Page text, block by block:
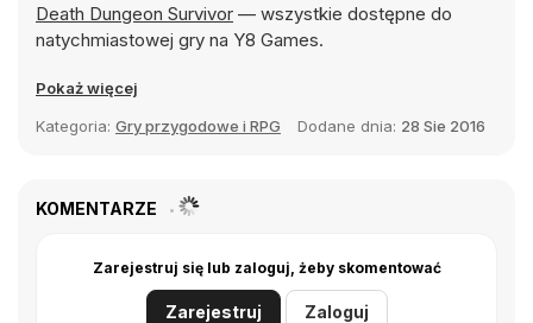
Death Dungeon Survivor — wszystkie dostępne do
natychmiastowej gry na Y8 Games.
Pokaż więcej
Kategoria: Gry przygodowe i RPG Dodane dnia: 28 Sie 2016
KOMENTARZE
Zarejestruj się lub zaloguj, żeby skomentować
Zarejestruj Zaloguj